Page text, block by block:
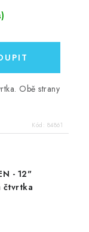
Obě strany
Kód: 84861
- 12"
čtvrtka